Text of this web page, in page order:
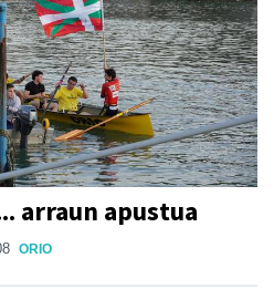
arraun apustua
ORIO